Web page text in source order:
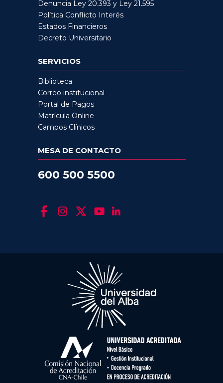
Denuncia Ley 20.393 y Ley 21.595
Política Conflicto Interés
Estados Financieros
Decreto Universitario
SERVICIOS
Biblioteca
Correo institucional
Portal de Pagos
Matrícula Online
Campos Clínicos
MESA DE CONTACTO
600 500 5500